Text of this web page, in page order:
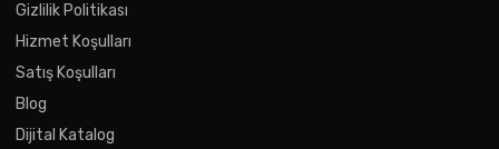
Gizlilik Politikası
Hizmet Koşulları
Satış Koşulları
Blog
Dijital Katalog